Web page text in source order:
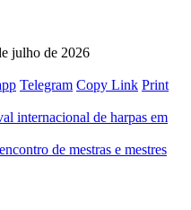
julho de 2026
Telegram Copy Link Print
internacional de harpas em
de mestras e mestres